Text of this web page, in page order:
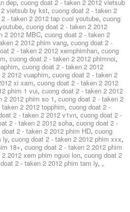
dep, cuong doat 2 - taken 2 2012 vietsub
vietsub by kst, cuong doat 2 - taken 2
- taken 2 2012 tap cuoi youtube, cuong
, cuong doat 2 - taken 2 2012
2 2012 MBC, cuong doat 2 - taken 2
2 2012 phim vang, cuong doat 2 -
2 - taken 2 2012 xemphimhan, cuong
, cuong doat 2 - taken 2 2012 phimnoi,
, cuong doat 2 - taken 2 2012
2012 vuaphim, cuong doat 2 - taken 2
xi xam, cuong doat 2 - taken 2 2012
phim 1 vui, cuong doat 2 - taken 2 2012
2 2012 phim so 1, cuong doat 2 - taken 2
2 2012 topphim, cuong doat 2 -
2 - taken 2 2012 v1vn, cuong doat 2 -
2 - taken 2 2012 soha, cuong doat 2 -
doat 2 - taken 2 2012 phim HD, cuong
ly, cuong doat 2 - taken 2 2012 phim xxx,
18+, cuong doat 2 - taken 2 2012 phim
2012 xem phim nguoi lon, cuong doat 2
2 - taken 2 2012 phim tam ly, ,